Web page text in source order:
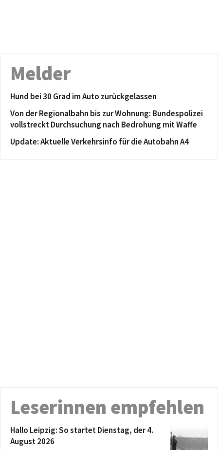
Melder
Hund bei 30 Grad im Auto zurückgelassen
Von der Regionalbahn bis zur Wohnung: Bundespolizei
vollstreckt Durchsuchung nach Bedrohung mit Waffe
Update: Aktuelle Verkehrsinfo für die Autobahn A4
Leserinnen empfehlen
Hallo Leipzig: So startet Dienstag, der 4.
August 2026